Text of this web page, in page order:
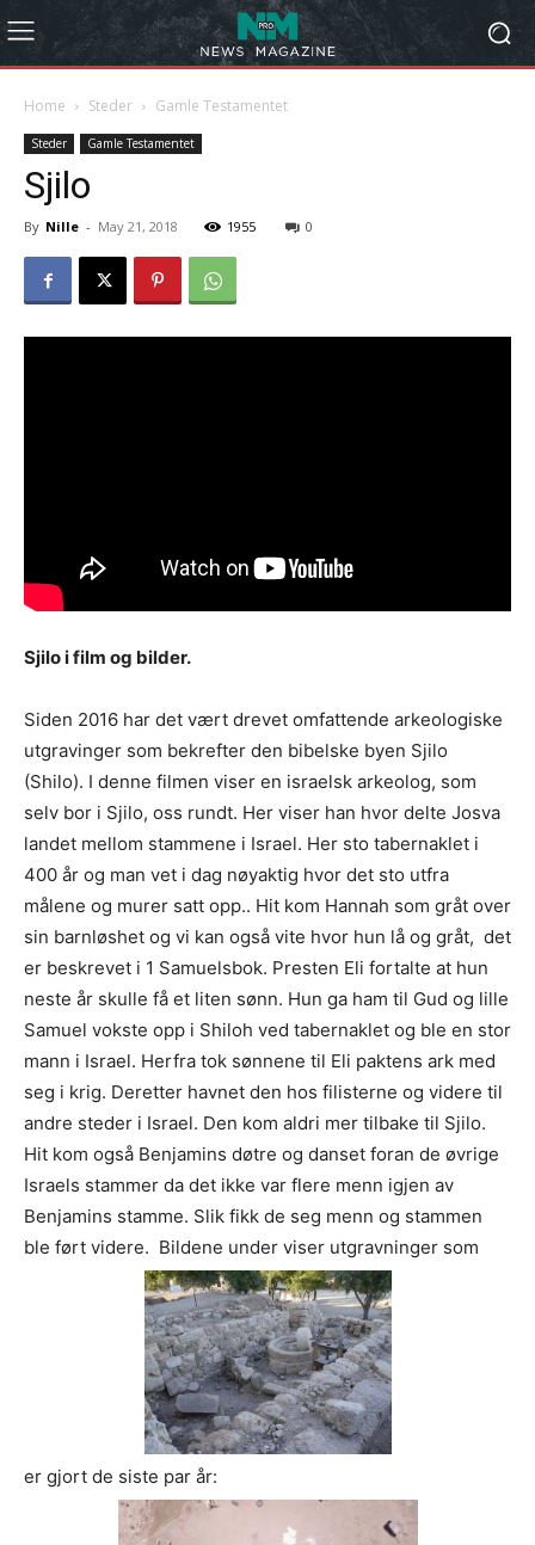
Home Steder Gamle Testamentet
Steder Gamle Testamentet
Sjilo
By Nille - May 21, 2018 1955 0
Sjilo i film og bilder.
Siden 2016 har det vært drevet omfattende arkeologiske
utgravinger som bekrefter den bibelske byen Sjilo
(Shilo). I denne filmen viser en israelsk arkeolog, som
selv bor i Sjilo, oss rundt. Her viser han hvor delte Josva
landet mellom stammene i Israel. Her sto tabernaklet i
400 år og man vet i dag nøyaktig hvor det sto utfra
målene og murer satt opp.. Hit kom Hannah som gråt over
sin barnløshet og vi kan også vite hvor hun lå og gråt, det
er beskrevet i 1 Samuelsbok. Presten Eli fortalte at hun
neste år skulle få et liten sønn. Hun ga ham til Gud og lille
Samuel vokste opp i Shiloh ved tabernaklet og ble en stor
mann i Israel. Herfra tok sønnene til Eli paktens ark med
seg i krig. Deretter havnet den hos filisterne og videre til
andre steder i Israel. Den kom aldri mer tilbake til Sjilo.
Hit kom også Benjamins døtre og danset foran de øvrige
Israels stammer da det ikke var flere menn igjen av
Benjamins stamme. Slik fikk de seg menn og stammen
ble ført videre. Bildene under viser utgravninger som
er gjort de siste par år: